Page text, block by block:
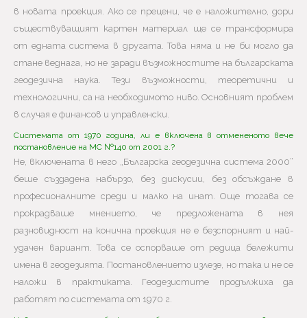
в новата проекция. Ако се прецени, че е наложително, дори
съществуващият картен материал ще се трансформира
от едната система в другата. Това няма и не би могло да
стане веднага, но не заради възможностите на българската
геодезична наука. Тези възможности, теоретични и
технологични, са на необходимото ниво. Основният проблем
в случая е финансов и управленски.
Системата от 1970 година, ли е включена в отмененото вече
постановление на МС №140 от 2001 г.?
Не, включената в него „Българска геодезична система 2000”
беше създадена набързо, без дискусии, без обсъждане в
професионалните среди и малко на инат. Още тогава се
прокрадваше мнението, че предложената в нея
разновидност на конична проекция не е безспорният и най-
удачен вариант. Това се оспорваше от редица бележити
имена в геодезията. Постановлението излезе, но така и не се
наложи в практиката. Геодезистите продължиха да
работят по системата от 1970 г.